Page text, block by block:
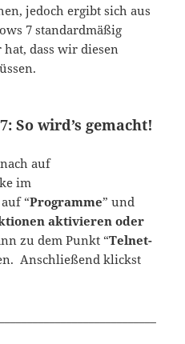
jedoch ergibt sich aus
7 standardmäßig
dass wir diesen
So wird’s gemacht!
auf
im
“Programme” und
aktivieren oder
zu dem Punkt “Telnet-
Anschließend klickst